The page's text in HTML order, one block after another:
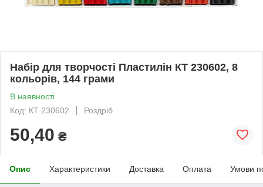
Набір для творчості Пластилін КТ 230602, 8
кольорів, 144 грами
В наявності
Код: КТ 230602
Роздріб
50,40 ₴
Опис Характеристики Доставка Оплата Умови